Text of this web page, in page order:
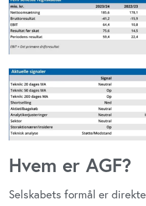
Hvem er AGF?
Selskabets formål er